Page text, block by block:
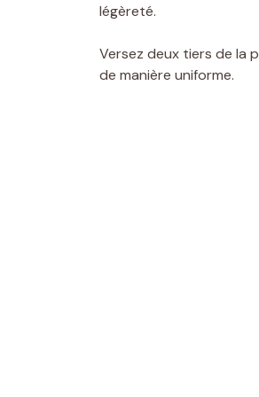
légèreté.
Versez deux tiers de la
de manière uniforme.